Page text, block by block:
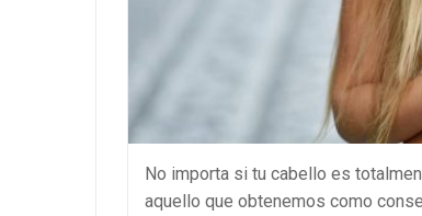
No importa si tu cabello es
aquello que obtenemos como